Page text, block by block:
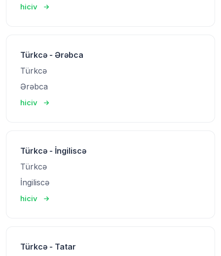
hiciv
Türkcə - Ərəbca
Türkcə
Ərəbca
hiciv
Türkcə - İngiliscə
Türkcə
İngiliscə
hiciv
Türkcə - Tatar